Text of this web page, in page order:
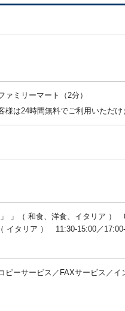
ミリーマート（2分）
は24時間無料でご利用いただけ
」（ 和食、洋食、イタリア ）
イタリア ） 11:30-15:00／
ピーサービス／FAXサービス／